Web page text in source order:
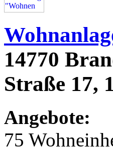
14770
Straße 17,
Angebote:
75